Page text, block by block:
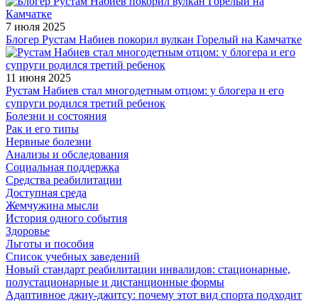
7 июля 2025
Блогер Рустам Набиев покорил вулкан Горелый на Камчатке
11 июня 2025
Рустам Набиев стал многодетным отцом: у блогера и его
супруги родился третий ребенок
Болезни и состояния
Рак и его типы
Нервные болезни
Анализы и обследования
Социальная поддержка
Средства реабилитации
Доступная среда
Жемчужина мысли
История одного события
Здоровье
Льготы и пособия
Список учебных заведений
Новый стандарт реабилитации инвалидов: стационарные,
полустационарные и дистанционные формы
Адаптивное джиу-джитсу: почему этот вид спорта подходит